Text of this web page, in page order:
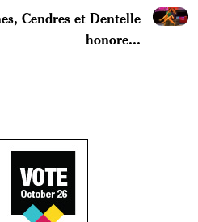
Cendres et Dentelle
honore...